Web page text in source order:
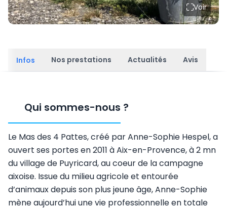
Voir
Infos Nos prestations Actualités Avis
Qui sommes-nous ?
Le Mas des 4 Pattes, créé par Anne-Sophie Hespel, a
ouvert ses portes en 2011 à Aix-en-Provence, à 2 mn
du village de Puyricard, au coeur de la campagne
aixoise. Issue du milieu agricole et entourée
d’animaux depuis son plus jeune âge, Anne-Sophie
mène aujourd’hui une vie professionnelle en totale